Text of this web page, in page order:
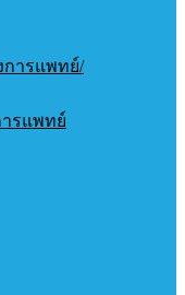
การแพทย์/
ารแพทย์